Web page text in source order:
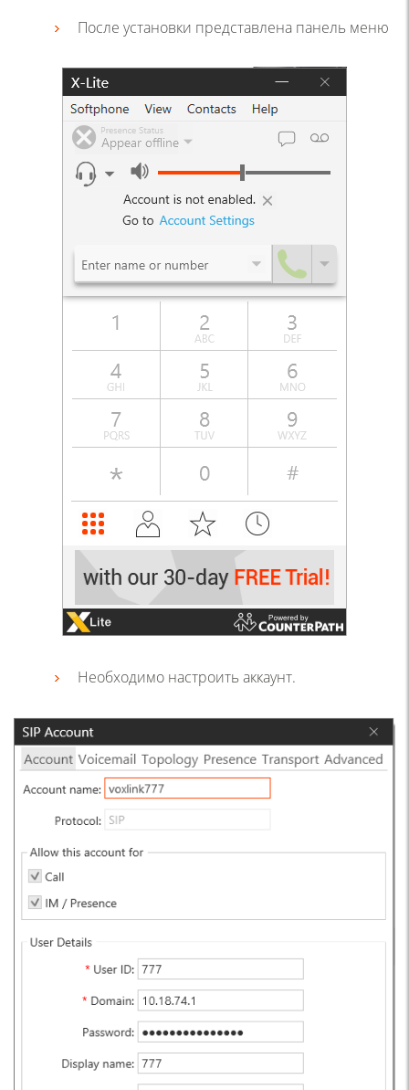
После установки представлена панель меню
Необходимо настроить аккаунт.